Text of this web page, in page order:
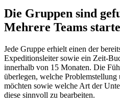
Die Gruppen sind
Mehrere Teams
Jede Gruppe erhielt einen der
Expeditionsleiter sowie ein Zeit-
innerhalb von 15 Monaten. Die
überlegen, welche Problemstellung
möchten sowie welche Art der
diese sinnvoll zu bearbeiten.